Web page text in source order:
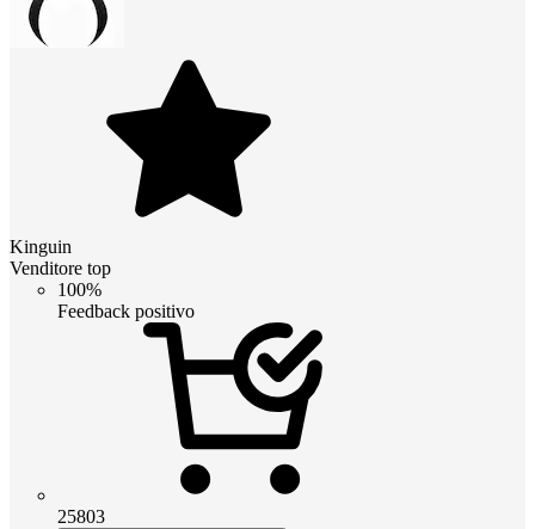
Kinguin
Venditore top
100%
Feedback positivo
25803